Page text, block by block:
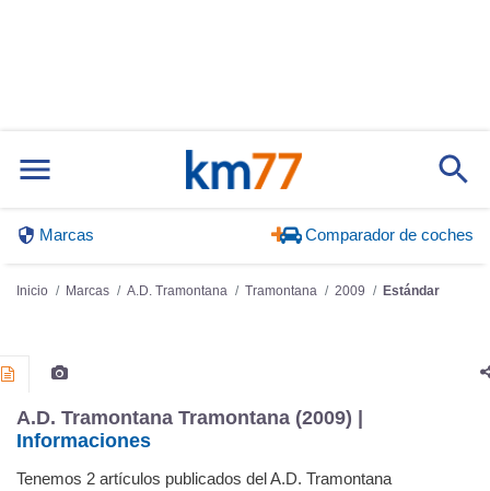
Marcas Comparador de coches
Inicio Marcas A.D. Tramontana Tramontana 2009 Estándar
A.D. Tramontana Tramontana (2009) |
Informaciones
Tenemos 2 artículos publicados del A.D. Tramontana